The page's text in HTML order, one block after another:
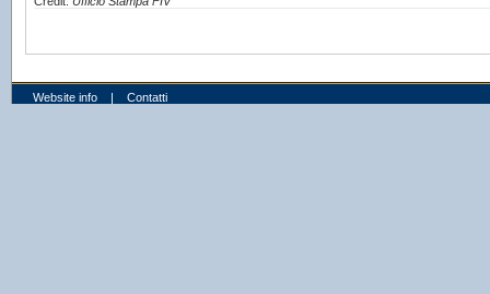
Website info | Contatti